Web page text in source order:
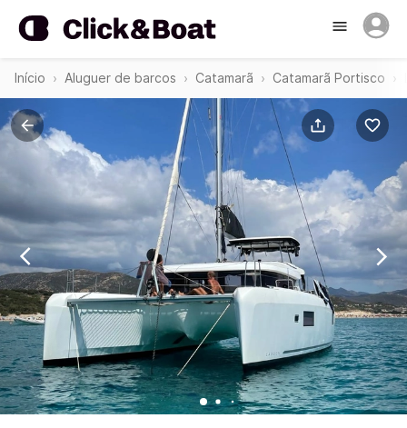
Início Aluguer de barcos Catamarã Catamarã Portisco